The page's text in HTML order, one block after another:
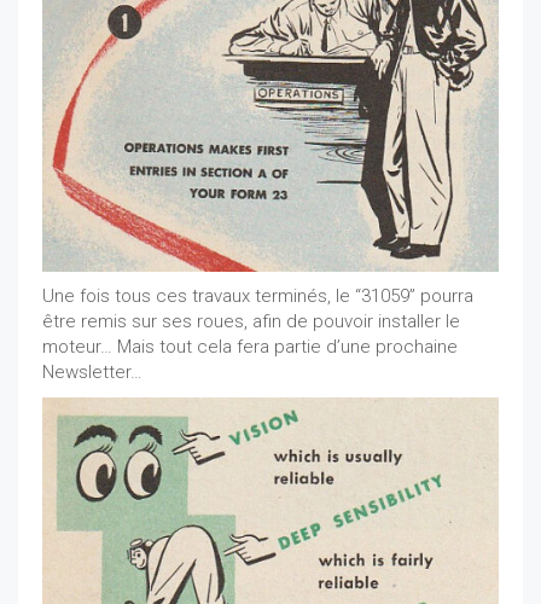
Une fois tous ces travaux terminés, le “31059” pourra
être remis sur ses roues, afin de pouvoir installer le
moteur… Mais tout cela fera partie d’une prochaine
Newsletter…